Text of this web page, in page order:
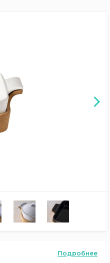
Подробнее